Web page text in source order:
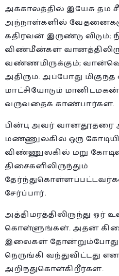
அக்காலத்தில் இயேசு தம்
அந்நாள்களில்
கதிரவன் இருண்டு விடும்;
விண்மீன்கள்
வண்ணமிருக்கும்;
அதிரும். அப்போது
மாட்சியோடும்
வருவதைக் காண்பார்கள்.
பின்பு அவர் வானதூதரை
மண்ணுலகில் ஒரு
விண்ணுலகில் மறு
திசைகளிலிருந்தும்
சேர்ப்பார்.
அத்திமரத்திலிருந்து
கொள்ளுங்கள். அதன்
இலைகள்
நெருங்கி வந்துவிட்டது
அறிந்துகொள்கிறீர்கள்.